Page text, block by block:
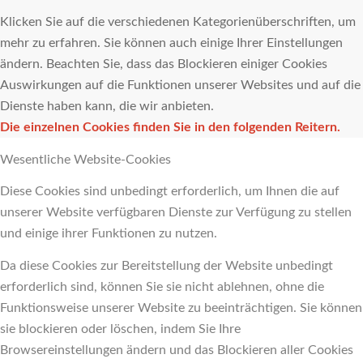
Klicken Sie auf die verschiedenen Kategorienüberschriften, um
mehr zu erfahren. Sie können auch einige Ihrer Einstellungen
ändern. Beachten Sie, dass das Blockieren einiger Cookies
Auswirkungen auf die Funktionen unserer Websites und auf die
Dienste haben kann, die wir anbieten.
Die einzelnen Cookies finden Sie in den folgenden Reitern.
Wesentliche Website-Cookies
Diese Cookies sind unbedingt erforderlich, um Ihnen die auf
unserer Website verfügbaren Dienste zur Verfügung zu stellen
und einige ihrer Funktionen zu nutzen.
Da diese Cookies zur Bereitstellung der Website unbedingt
erforderlich sind, können Sie sie nicht ablehnen, ohne die
Funktionsweise unserer Website zu beeinträchtigen. Sie können
sie blockieren oder löschen, indem Sie Ihre
Browsereinstellungen ändern und das Blockieren aller Cookies